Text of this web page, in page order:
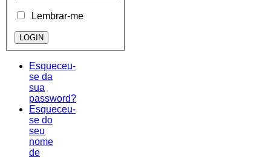
Lembrar-me
Esqueceu-
se da
sua
password?
Esqueceu-
se do
seu
nome
de